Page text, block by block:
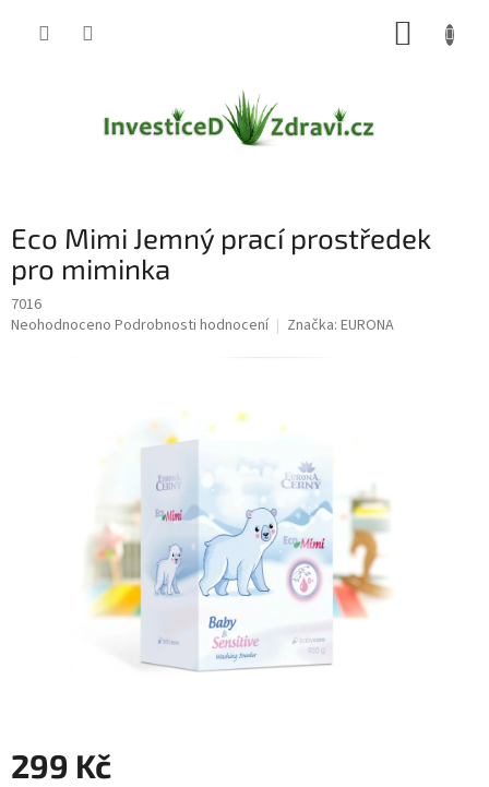
Eco Mimi Jemný prací prostředek
pro miminka
7016
Průměrné
Neohodnoceno Podrobnosti hodnocení Značka: EURONA
299 Kč